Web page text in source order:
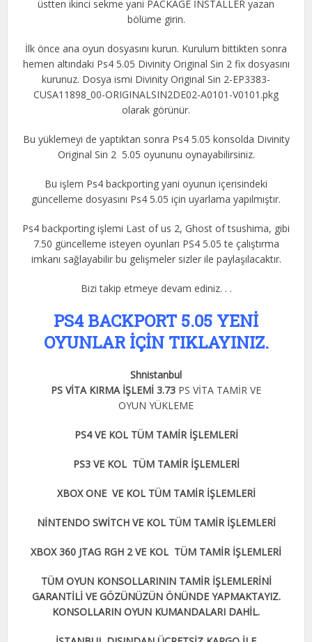
üstten ikinci sekme yani PACKAGE İNSTALLER yazan
bölüme girin.
İlk önce ana oyun dosyasını kurun. Kurulum bittikten sonra
hemen altındaki Ps4 5.05 Divinity Original Sin 2 fix dosyasını
kurunuz. Dosya ismi Divinity Original Sin 2-EP3383-
CUSA11898_00-ORIGINALSIN2DE02-A0101-V0101.pkg
olarak görünür.
Bu yüklemeyi de yaptıktan sonra Ps4 5.05 konsolda Divinity
Original Sin 2 5.05 oyununu oynayabilirsiniz.
Bu işlem Ps4 backporting yani oyunun içerisindeki
güncelleme dosyasını Ps4 5.05 için uyarlama yapılmıştır.
Ps4 backporting işlemi Last of us 2, Ghost of tsushima, gibi
7.50 güncelleme isteyen oyunları PS4 5.05 te çalıştırma
imkanı sağlayabilir bu gelişmeler sizler ile paylaşılacaktır.
Bizi takip etmeye devam ediniz. . .
PS4 BACKPORT 5.05 YENİ
OYUNLAR İÇİN TIKLAYINIZ.
Shnistanbul
PS VİTA KIRMA İŞLEMİ 3.73 PS VİTA TAMİR VE
OYUN YÜKLEME
PS4 VE KOL TÜM TAMİR İŞLEMLERİ
PS3 VE KOL TÜM TAMİR İŞLEMLERİ
XBOX ONE VE KOL TÜM TAMİR İŞLEMLERİ
NİNTENDO SWİTCH VE KOL TÜM TAMİR İŞLEMLERİ
XBOX 360 JTAG RGH 2 VE KOL TÜM TAMİR İŞLEMLERİ
TÜM OYUN KONSOLLARININ TAMİR İŞLEMLERİNİ
GARANTİLİ VE GÖZÜNÜZÜN ÖNÜNDE YAPMAKTAYIZ.
KONSOLLARIN OYUN KUMANDALARI DAHİL.